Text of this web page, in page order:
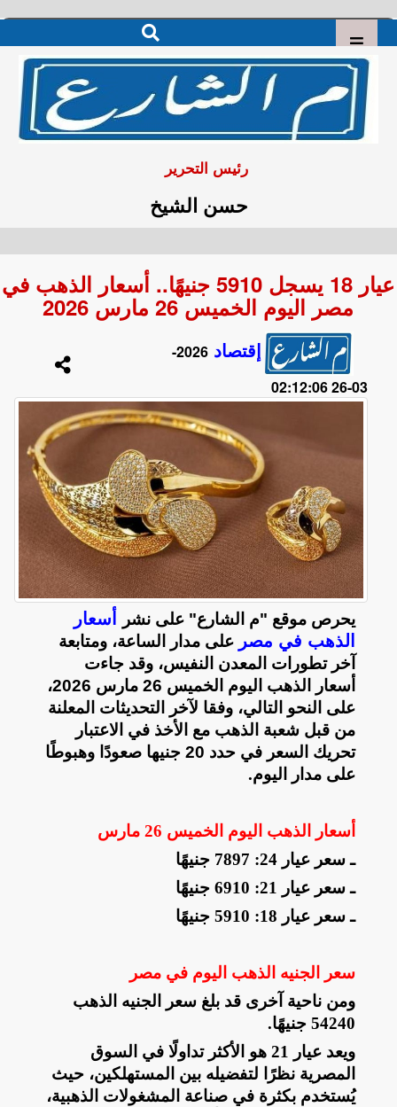
رئيس التحرير
حسن الشيخ
عيار 18 يسجل 5910 جنيهًا.. أسعار الذهب في
مصر اليوم الخميس 26 مارس 2026
إقتصاد
2026-
03-26 02:12:06
يحرص موقع "م الشارع" على نشر
أسعار
الذهب في مصر على مدار الساعة، ومتابعة
آخر تطورات المعدن النفيس، وقد جاءت
أسعار الذهب اليوم الخميس 26 مارس 2026،
على النحو التالي، وفقا لآخر التحديثات المعلنة
من قبل شعبة الذهب مع الأخذ في الاعتبار
تحريك السعر في حدد 20 جنيها صعودًا وهبوطًا
على مدار اليوم.
أسعار الذهب اليوم الخميس 26 مارس
ـ سعر عيار 24: 7897 جنيهًا
ـ سعر عيار 21: 6910 جنيهًا
ـ سعر عيار 18: 5910 جنيهًا
سعر الجنيه الذهب اليوم في مصر
ومن ناحية آخرى قد بلغ سعر الجنيه الذهب
54240 جنيهًا
.
ويعد عيار 21 هو الأكثر تداولًا في السوق
المصرية نظرًا لتفضيله بين المستهلكين، حيث
يُستخدم بكثرة في صناعة المشغولات الذهبية،